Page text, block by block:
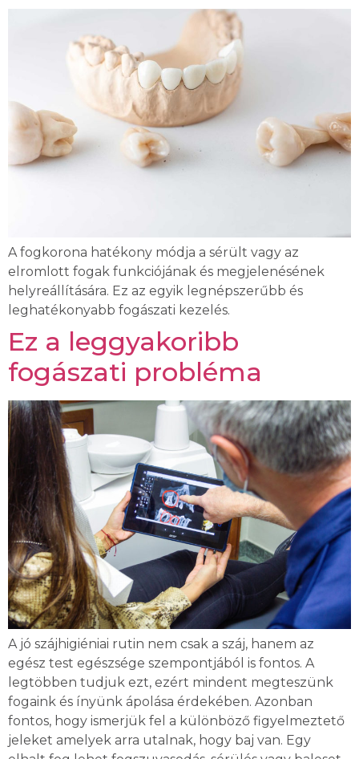
A fogkorona hatékony módja a sérült vagy az
elromlott fogak funkciójának és megjelenésének
helyreállítására. Ez az egyik legnépszerűbb és
leghatékonyabb fogászati ​​kezelés.
Ez a leggyakoribb
fogászati probléma
A jó szájhigiéniai rutin nem csak a száj, hanem az
egész test egészsége szempontjából is fontos. A
legtöbben tudjuk ezt, ezért mindent megteszünk
fogaink és ínyünk ápolása érdekében. Azonban
fontos, hogy ismerjük fel a különböző figyelmeztető
jeleket amelyek arra utalnak, hogy baj van. Egy